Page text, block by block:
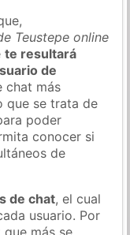
Teustepe online
te resultará
de
chat más
que se trata de
poder
conocer si
de
de chat, el cual
usuario. Por
más se